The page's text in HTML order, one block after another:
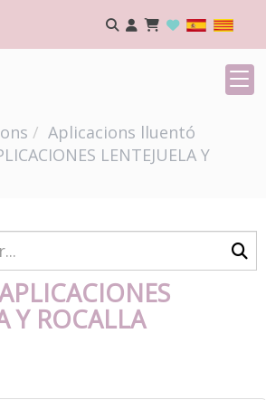
Aplicacions lluentó
LENTEJUELA Y
Y ROCALLA